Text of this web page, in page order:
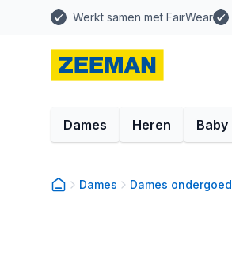
Werkt samen met FairWear
Dames Heren Baby
Dames Dames ondergoed